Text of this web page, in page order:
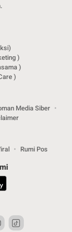
)
)
)
Media Siber
Rumi Pos